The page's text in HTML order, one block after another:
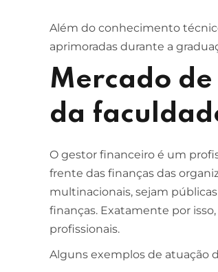
Além do conhecimento
aprimoradas durante a
Mercado
da
O gestor financeiro é um
frente das finanças das
multinacionais, sejam
finanças. Exatamente por
profissionais.
Alguns exemplos de atuação